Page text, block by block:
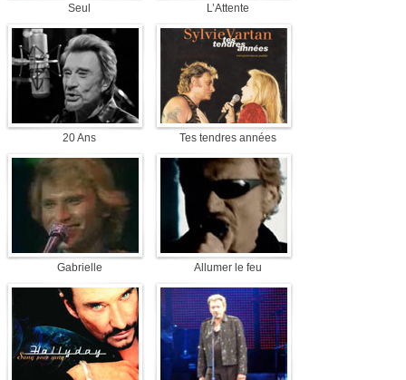
Seul L’Attente
20 Ans Tes tendres années
Gabrielle Allumer le feu